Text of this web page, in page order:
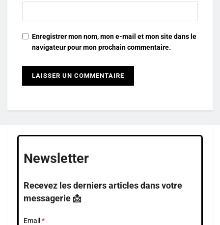
Enregistrer mon nom, mon e-mail et mon site dans le
navigateur pour mon prochain commentaire.
Newsletter
Recevez les derniers articles dans votre
messagerie 📩
Email